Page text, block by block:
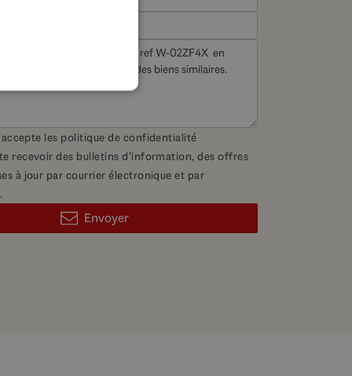
les politique de confidentialité
recevoir des bulletins d'information, des offres
à jour par courrier électronique et par
Envoyer